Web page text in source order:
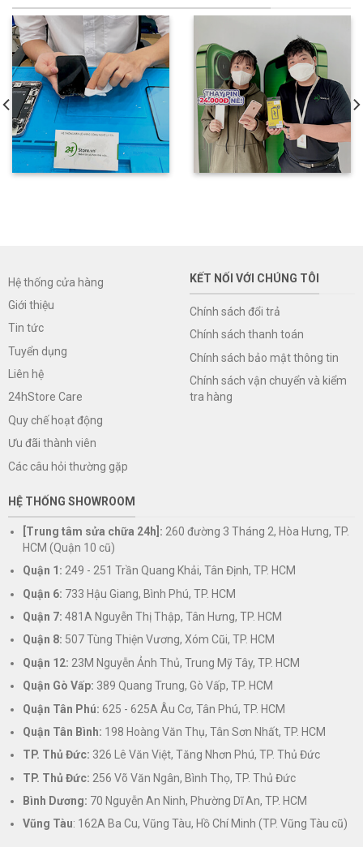
Hệ thống cửa hàng
Giới thiệu
Tin tức
Tuyển dụng
Liên hệ
24hStore Care
Quy chế hoạt động
Ưu đãi thành viên
Các câu hỏi thường gặp
KẾT NỐI VỚI CHÚNG TÔI
Chính sách đổi trả
Chính sách thanh toán
Chính sách bảo mật thông tin
Chính sách vận chuyển và kiểm
tra hàng
HỆ THỐNG SHOWROOM
[Trung tâm sửa chữa 24h]: 260 đường 3 Tháng 2, Hòa Hưng, TP.
HCM (Quận 10 cũ)
Quận 1: 249 - 251 Trần Quang Khải, Tân Định, TP. HCM
Quận 6: 733 Hậu Giang, Bình Phú, TP. HCM
Quận 7: 481A Nguyễn Thị Thập, Tân Hưng, TP. HCM
Quận 8: 507 Tùng Thiện Vương, Xóm Cũi, TP. HCM
Quận 12: 23M Nguyễn Ảnh Thủ, Trung Mỹ Tây, TP. HCM
Quận Gò Vấp: 389 Quang Trung, Gò Vấp, TP. HCM
Quận Tân Phú: 625 - 625A Âu Cơ, Tân Phú, TP. HCM
Quận Tân Bình: 198 Hoàng Văn Thụ, Tân Sơn Nhất, TP. HCM
TP. Thủ Đức: 326 Lê Văn Việt, Tăng Nhơn Phú, TP. Thủ Đức
TP. Thủ Đức: 256 Võ Văn Ngân, Bình Thọ, TP. Thủ Đức
Bình Dương: 70 Nguyễn An Ninh, Phường Dĩ An, TP. HCM
Vũng Tàu: 162A Ba Cu, Vũng Tàu, Hồ Chí Minh (TP. Vũng Tàu cũ)